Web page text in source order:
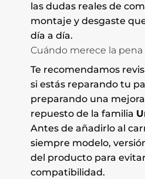
las dudas reales de
montaje y desgaste
día a día.
Cuándo merece la
Te recomendamos
si estás reparando tu
preparando una
repuesto de la familia
Antes de añadirlo al
siempre modelo,
del producto para
compatibilidad.